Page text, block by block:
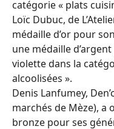
catégorie « plats
Loïc Dubuc, de
médaille d’or pour
une médaille
violette dans la
alcoolisées ».
Denis Lanfumey,
marchés de Mèze), a
bronze pour ses